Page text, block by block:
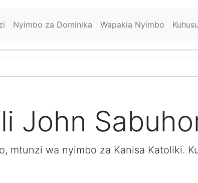
Nyimbo za Dominika Wapakia Nyimbo
John
mtunzi wa nyimbo za Kanisa Katoliki.